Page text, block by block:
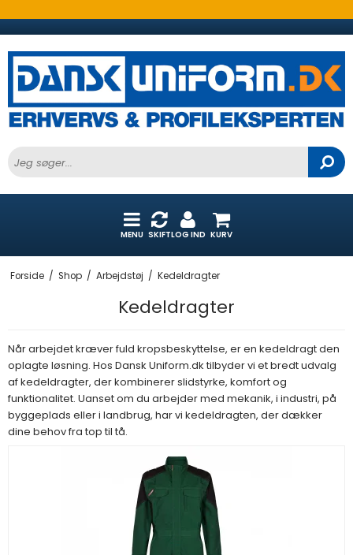
MENU SKIFTLOG IND KURV
Forside / Shop / Arbejdstøj / Kedeldragter
Kedeldragter
Når arbejdet kræver fuld kropsbeskyttelse, er en kedeldragt den
oplagte løsning. Hos Dansk Uniform.dk tilbyder vi et bredt udvalg
af kedeldragter, der kombinerer slidstyrke, komfort og
funktionalitet. Uanset om du arbejder med mekanik, i industri, på
byggeplads eller i landbrug, har vi kedeldragten, der dækker
dine behov fra top til tå.